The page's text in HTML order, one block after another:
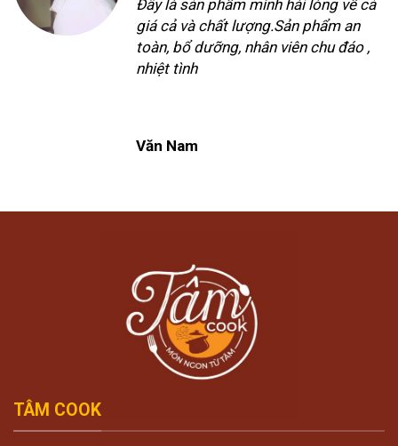
Đây là sản phẩm mình hài lòng về cả
giá cả và chất lượng.Sản phẩm an
toàn, bổ dưỡng, nhân viên chu đáo ,
nhiệt tình
Văn Nam
TÂM COOK